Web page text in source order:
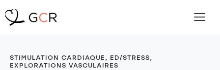
STIMULATION CARDIAQUE, ED/STRESS,
EXPLORATIONS VASCULAIRES